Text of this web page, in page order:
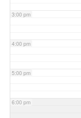
3:00 pm
4:00 pm
5:00 pm
6:00 pm